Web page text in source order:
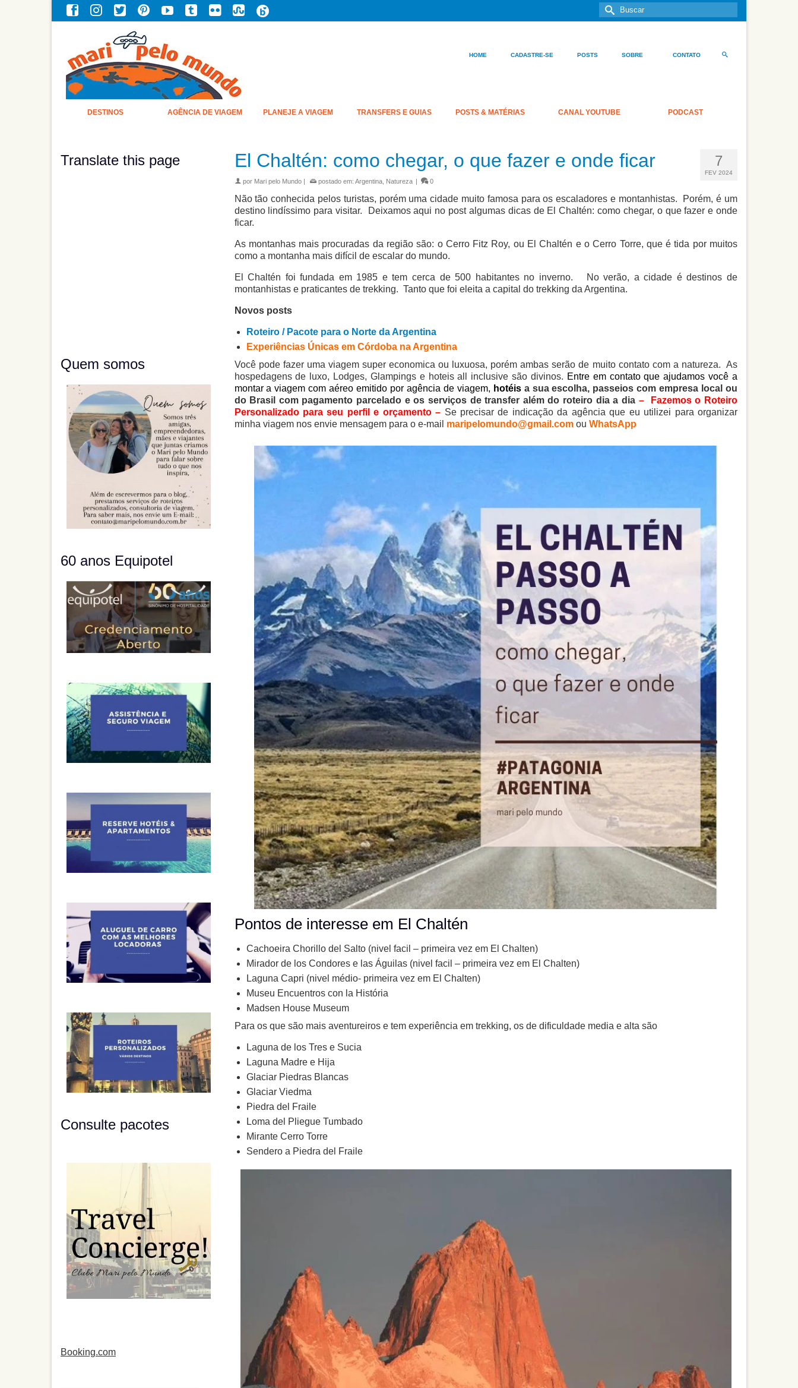
Buscar
por:
HOME CADASTRE-SE POSTS SOBRE CONTATO
DESTINOS AGÊNCIA DE VIAGEM PLANEJE A VIAGEM TRANSFERS E GUIAS POSTS & MATÉRIAS CANAL YOUTUBE PODCAST
7
FEV 2024
El Chaltén: como chegar, o que fazer e onde ficar
por Mari pelo Mundo postado em: Argentina, Natureza 0
Não tão conhecida pelos turistas, porém uma cidade muito famosa para os escaladores e montanhistas. Porém, é um
destino lindíssimo para visitar. Deixamos aqui no post algumas dicas de El Chaltén: como chegar, o que fazer e onde
ficar.
As montanhas mais procuradas da região são: o Cerro Fitz Roy, ou El Chaltén e o Cerro Torre, que é tida por muitos
como a montanha mais difícil de escalar do mundo.
El Chaltén foi fundada em 1985 e tem cerca de 500 habitantes no inverno. No verão, a cidade é destinos de
montanhistas e praticantes de trekking. Tanto que foi eleita a capital do trekking da Argentina.
Novos posts
Roteiro / Pacote para o Norte da Argentina
Experiências Únicas em Córdoba na Argentina
Você pode fazer uma viagem super economica ou luxuosa, porém ambas serão de muito contato com a natureza. As
hospedagens de luxo, Lodges, Glampings e hoteis all inclusive são divinos. Entre em contato que ajudamos você a
montar a viagem com aéreo emitido por agência de viagem, hotéisa sua escolha, passeios com empresa local ou
do Brasil com pagamento parcelado e os serviços de transfer além do roteiro dia a dia– Fazemos o Roteiro
Personalizado para seu perfil e orçamento – Se precisar de indicação da agência que eu utilizei para organizar
minha viagem nos envie mensagem para o e-mail maripelomundo@gmail.comou WhatsApp
Pontos de interesse em El Chaltén
Cachoeira Chorillo del Salto (nivel facil – primeira vez em El Chalten)
Mirador de los Condores e las Águilas (nivel facil – primeira vez em El Chalten)
Laguna Capri (nivel médio- primeira vez em El Chalten)
Museu Encuentros con la História
Madsen House Museum
Para os que são mais aventureiros e tem experiência em trekking, os de dificuldade media e alta são
Laguna de los Tres e Sucia
Laguna Madre e Hija
Glaciar Piedras Blancas
Glaciar Viedma
Piedra del Fraile
Loma del Pliegue Tumbado
Mirante Cerro Torre
Sendero a Piedra del Fraile
Translate this page
Quem somos
60 anos Equipotel
Consulte pacotes
Booking.com